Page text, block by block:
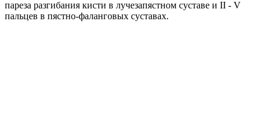
пареза разгибания кисти в лучезапястном суставе и II - V
пальцев в пястно-фаланговых суставах.